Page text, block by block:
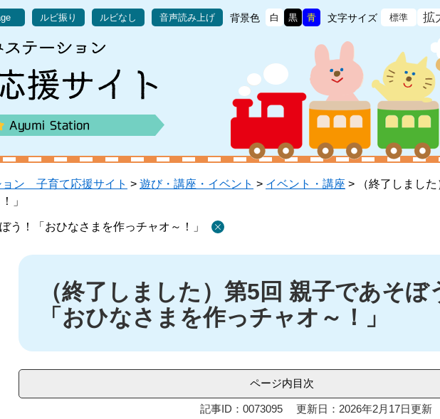
ルビ振り ルビなし 音声読み上げ 背景色 白 黒 青 文字サイズ 標準 拡
ョン 子育て応援サイト > 遊び・講座・イベント > イベント・講座 >
（終了しまし
」
う！「おひなさまを作っチャオ～！」
本
（終了しました）第5回 親子であそぼ
「おひなさまを作っチャオ～！」
ページ内目次
記事ID：0073095 更新日：2026年2月17日更新